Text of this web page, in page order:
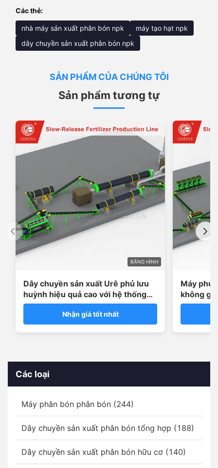
Các thẻ:
nhà máy sản xuất phân bón npk
máy tạo hạt npk
dây chuyền sản xuất phân bón npk
SẢN PHẨM CỦA CHÚNG TÔI
Sản phẩm tương tự
BĂNG HÌNH
Dây chuyền sản xuất Urê phủ lưu
huỳnh hiệu quả cao với hệ thống
dán sáp
Nhận giá tốt nhất
Máy phủ
không gỉ
polymer
Các loại
Máy phân bón phân bón (244)
Dây chuyền sản xuất phân bón tổng hợp (188)
Dây chuyền sản xuất phân bón hữu cơ (140)